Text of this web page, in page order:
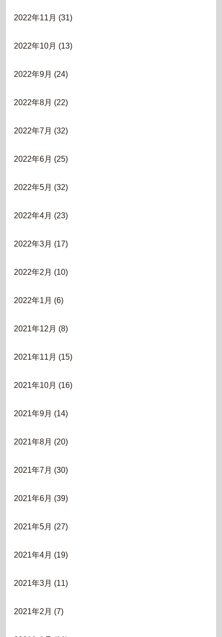
2022年11月 (31)
2022年10月 (13)
2022年9月 (24)
2022年8月 (22)
2022年7月 (32)
2022年6月 (25)
2022年5月 (32)
2022年4月 (23)
2022年3月 (17)
2022年2月 (10)
2022年1月 (6)
2021年12月 (8)
2021年11月 (15)
2021年10月 (16)
2021年9月 (14)
2021年8月 (20)
2021年7月 (30)
2021年6月 (39)
2021年5月 (27)
2021年4月 (19)
2021年3月 (11)
2021年2月 (7)